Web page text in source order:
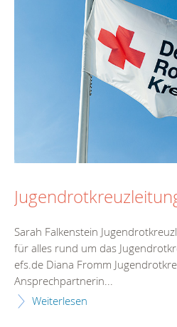
Sarah Falkenstein
für alles rund um das
efs.de Diana Fromm
Ansprechpartnerin...
Weiterlesen